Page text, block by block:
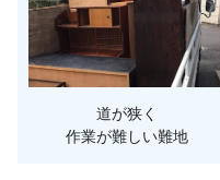
道が狭く
作業が難しい難地